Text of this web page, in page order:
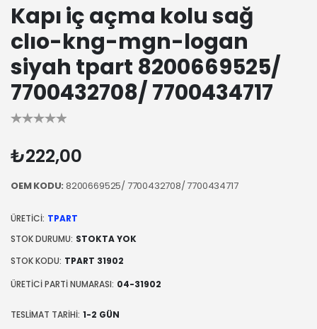
Kapı iç açma kolu sağ
clıo-kng-mgn-logan
siyah tpart 8200669525/
7700432708/ 7700434717
₺222,00
OEM KODU:8200669525/ 7700432708/ 7700434717
ÜRETICI: TPART
STOK DURUMU: STOKTA YOK
STOK KODU: TPART 31902
ÜRETICI PARTI NUMARASI: 04-31902
TESLIMAT TARIHI: 1-2 GÜN